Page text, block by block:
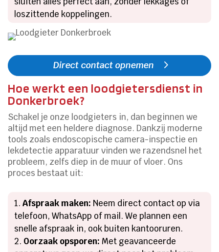
loszittende koppelingen.
Direct contact opnemen
Hoe werkt een loodgietersdienst in
Donkerbroek?
Schakel je onze loodgieters in, dan beginnen we
altijd met een heldere diagnose. Dankzij moderne
tools zoals endoscopische camera-inspectie en
lekdetectie apparatuur vinden we razendsnel het
probleem, zelfs diep in de muur of vloer. Ons
proces bestaat uit:
Afspraak maken: Neem direct contact op via
telefoon, WhatsApp of mail. We plannen een
snelle afspraak in, ook buiten kantooruren.
Oorzaak opsporen: Met geavanceerde